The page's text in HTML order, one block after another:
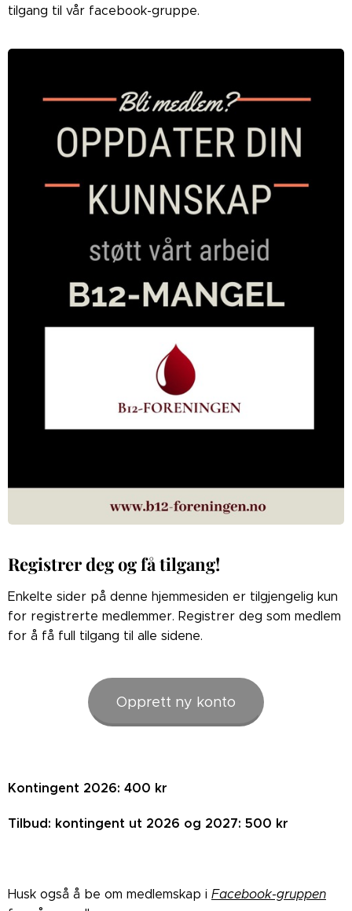
tilgang til vår facebook-gruppe.
Registrer deg og få tilgang!
Enkelte sider på denne hjemmesiden er tilgjengelig kun
for registrerte medlemmer. Registrer deg som medlem
for å få full tilgang til alle sidene.
Opprett ny konto
Kontingent 2026: 400 kr
Tilbud: kontingent ut 2026 og 2027: 500 kr
Husk også å be om medlemskap i Facebook-gruppen